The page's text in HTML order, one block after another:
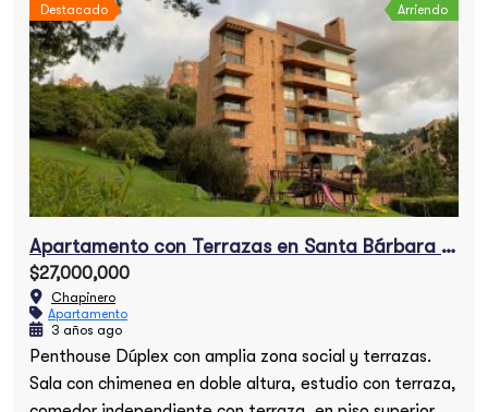
Destacado Arriendo
Apartamento con Terrazas en Santa Bárbara Alta
$27,000,000
Chapinero
Apartamento
3 años ago
Penthouse Dúplex con amplia zona social y terrazas.
Sala con chimenea en doble altura, estudio con terraza,